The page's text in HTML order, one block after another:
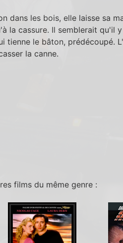
dans les bois, elle laisse sa
la cassure. Il semblerait qu'il
tienne le bâton, prédécoupé.
la canne.
films du même genre :